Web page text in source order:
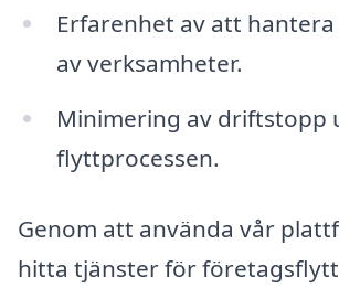
Erfarenhet av att
av verksamheter.
Minimering av driftstopp
flyttprocessen.
Genom att använda vår
hitta tjänster för